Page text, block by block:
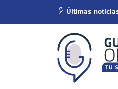
Últimas